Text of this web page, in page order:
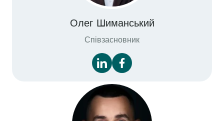
Олег Шиманський
Співзасновник